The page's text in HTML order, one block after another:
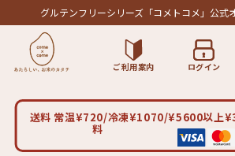
グルテンフリーシリーズ「コメトコメ」公式
ご利用案内 ログイン
送料 常温¥720/冷凍¥1070/¥5600以上
料